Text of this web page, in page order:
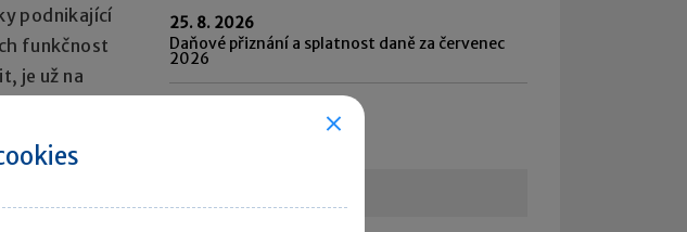
podnikající
funkčnost
je už na
25. 8. 2026
Daňové přiznání a splatnost daně za červenec
2026